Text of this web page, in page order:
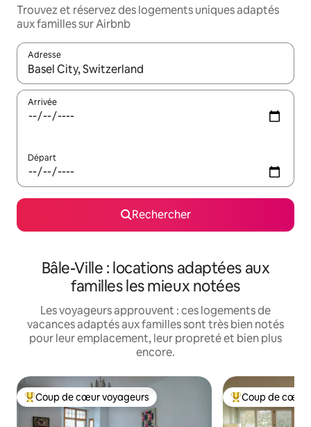
Trouvez et réservez des logements uniques adaptés
aux familles sur Airbnb
Adresse
Lorsque les résultats s'affichent, utilisez les flèches vers le
Arrivée
Départ
Rechercher
Bâle-Ville : locations adaptées aux
familles les mieux notées
Les voyageurs approuvent : ces logements de
vacances adaptés aux familles sont très bien notés
pour leur emplacement, leur propreté et bien plus
encore.
Coups de cœur voyageurs les plus appréciés
Coup de cœur voyageurs Coups de cœur
Coup de cœur